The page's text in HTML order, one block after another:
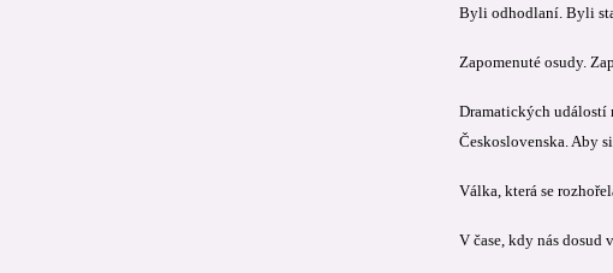
Byli odhodlaní. Byli
Zapomenuté osudy.
Dramatických událostí
Československa. Aby
Válka, která se
V čase, kdy nás